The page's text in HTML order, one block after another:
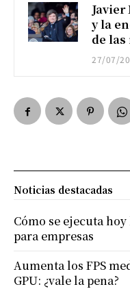
y la
de
27/07/
Noticias destacadas
Cómo se ejecuta
para empresas
Aumenta los FPS
GPU: ¿vale la pena?